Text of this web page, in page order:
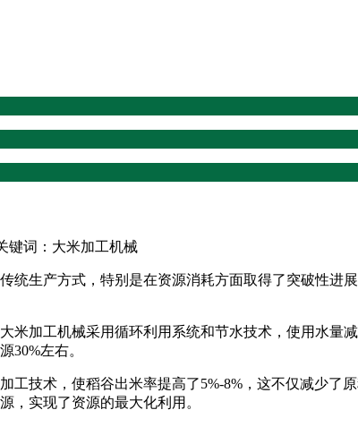
词：大米加工机械
生产方式，特别是在资源消耗方面取得了突破性进展
加工机械采用循环利用系统和节水技术，使用水量
30%左右。
技术，使稻谷出米率提高了5%-8%，这不仅减少了
，实现了资源的最大化利用。